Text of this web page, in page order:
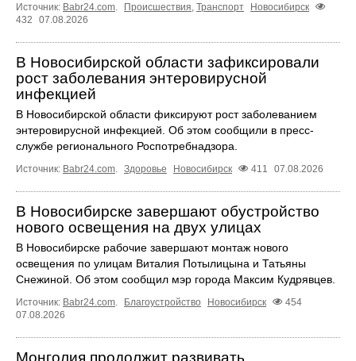
Источник: Babr24.com. Происшествия, Транспорт
Новосибирск
432
07.08.2026
В Новосибирской области зафиксировали
рост заболевания энтеровирусной
инфекцией
В Новосибирской области фиксируют рост заболеванием
энтеровирусной инфекцией. Об этом сообщили в пресс-
службе регионального Роспотребнадзора.
Источник: Babr24.com. Здоровье Новосибирск 411 07.08.2026
В Новосибирске завершают обустройство
нового освещения на двух улицах
В Новосибирске рабочие завершают монтаж нового
освещения по улицам Виталия Потылицына и Татьяны
Снежиной. Об этом сообщил мэр города Максим Кудрявцев.
Источник: Babr24.com. Благоустройство Новосибирск
454
07.08.2026
Монголия продолжит развивать